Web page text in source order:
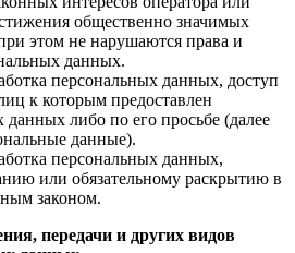
общественно значимых
этом не нарушаются права и
данных.
персональных данных, доступ
к которым предоставлен
данных либо по его просьбе (далее
данные).
персональных данных,
или обязательному раскрытию в
законом.
передачи и других видов